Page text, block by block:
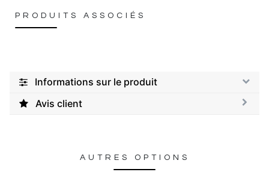
PRODUITS ASSOCIÉS
Informations sur le produit
Avis client
AUTRES OPTIONS